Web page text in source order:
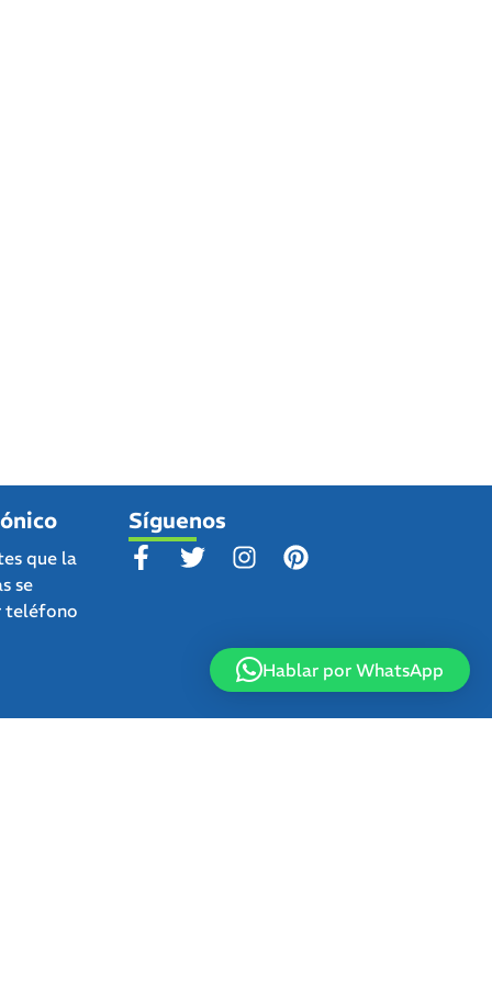
que la
se
teléfono
Síguenos
Hablar por WhatsApp